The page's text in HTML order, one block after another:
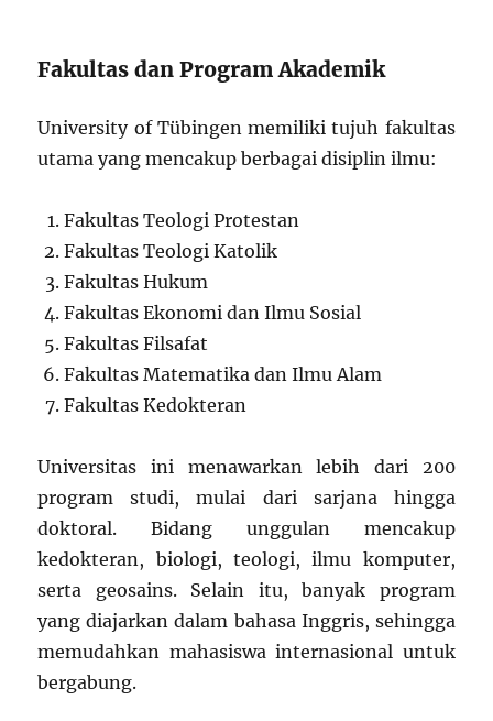
Fakultas dan Program Akademik
University of Tübingen memiliki tujuh fakultas
utama yang mencakup berbagai disiplin ilmu:
Fakultas Teologi Protestan
Fakultas Teologi Katolik
Fakultas Hukum
Fakultas Ekonomi dan Ilmu Sosial
Fakultas Filsafat
Fakultas Matematika dan Ilmu Alam
Fakultas Kedokteran
Universitas ini menawarkan lebih dari 200
program studi, mulai dari sarjana hingga
doktoral. Bidang unggulan mencakup
kedokteran, biologi, teologi, ilmu komputer,
serta geosains. Selain itu, banyak program
yang diajarkan dalam bahasa Inggris, sehingga
memudahkan mahasiswa internasional untuk
bergabung.